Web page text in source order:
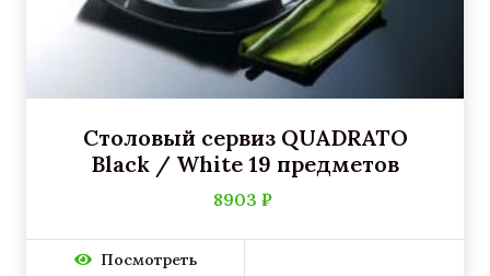
Столовый сервиз QUADRATO
Black / White 19 предметов
8903 ₽
Посмотреть